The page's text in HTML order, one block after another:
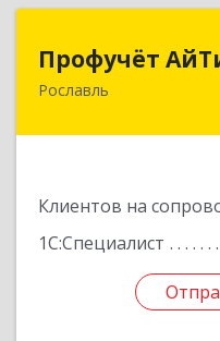
Профучёт
Рославль
Клиентов на
1С:Специалист
216500,